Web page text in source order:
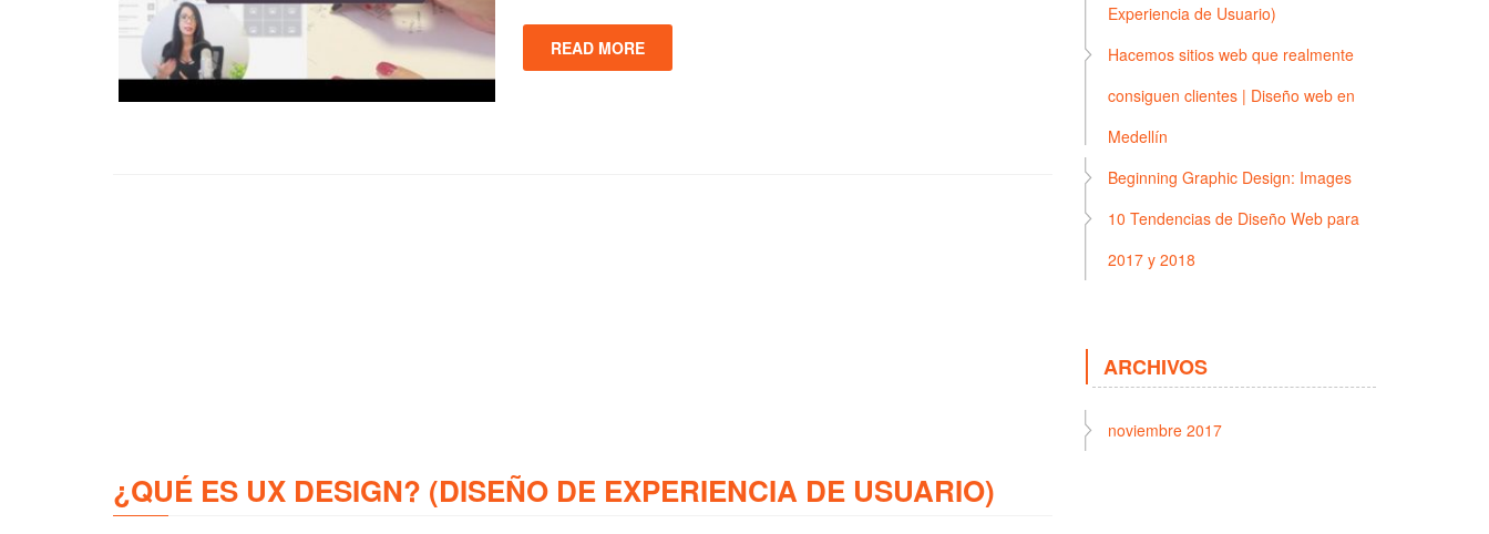
READ MORE
¿QUÉ ES UX DESIGN? (DISEÑO DE EXPERIENCIA DE USUARIO)
Experiencia de Usuario)
Hacemos sitios web que realmente
consiguen clientes | Diseño web en
Medellín
Beginning Graphic Design: Images
10 Tendencias de Diseño Web para
2017 y 2018
ARCHIVOS
noviembre 2017